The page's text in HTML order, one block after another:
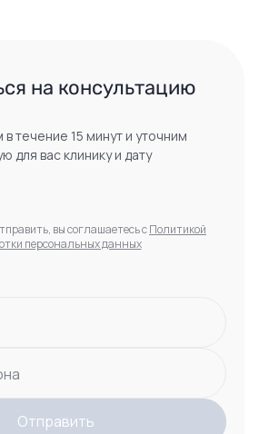
на консультацию
течение 15 минут и уточним
для вас клинику и дату
вы соглашаетесь сПолитикой
персональных данных
Отправить